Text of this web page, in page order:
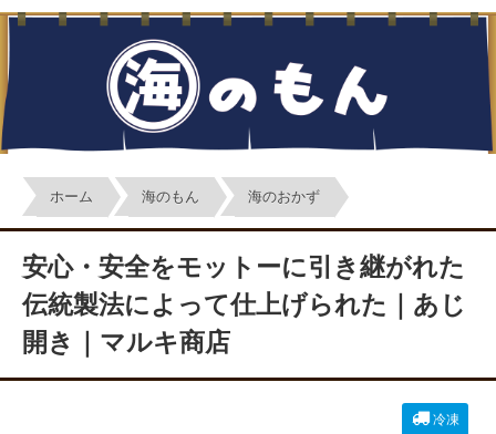
ホーム 海のもん 海のおかず
安心・安全をモットーに引き継がれた
伝統製法によって仕上げられた｜あじ
開き｜マルキ商店
冷凍